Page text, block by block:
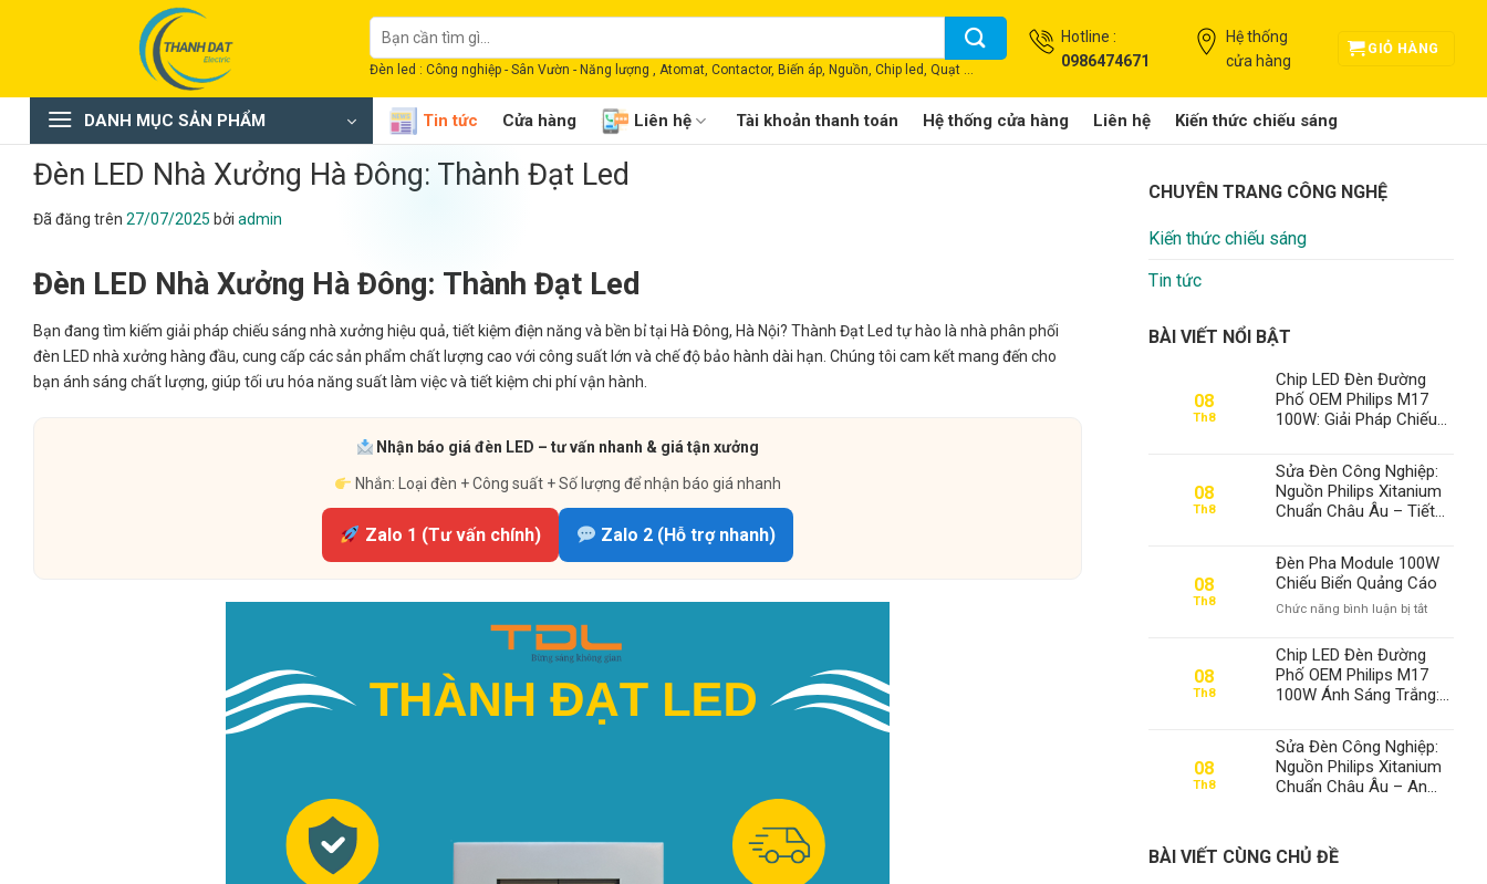
dung
Tìm
kiếm:
Đèn led : Công nghiệp - Sân Vườn - Năng lượng , Atomat, Contactor, Biến áp, Nguồn, Chip led, Quạt ...
Hotline :
0986474671
Hệ thống
cửa hàng
GIỎ HÀNG
DANH MỤC SẢN PHẨM Tin tức Cửa hàng Liên hệ Tài khoản thanh toán Hệ thống cửa hàng Liên hệ Kiến thức chiếu sáng
Đèn LED Nhà Xưởng Hà Đông: Thành Đạt Led
Đã đăng trên 27/07/2025 bởi admin
Đèn LED Nhà Xưởng Hà Đông: Thành Đạt Led
Bạn đang tìm kiếm giải pháp chiếu sáng nhà xưởng hiệu quả, tiết kiệm điện năng và bền bỉ tại Hà Đông, Hà Nội? Thành Đạt Led tự hào là nhà phân phối
đèn LED nhà xưởng hàng đầu, cung cấp các sản phẩm chất lượng cao với công suất lớn và chế độ bảo hành dài hạn. Chúng tôi cam kết mang đến cho
bạn ánh sáng chất lượng, giúp tối ưu hóa năng suất làm việc và tiết kiệm chi phí vận hành.
Nhận báo giá đèn LED – tư vấn nhanh & giá tận xưởng
Nhắn: Loại đèn + Công suất + Số lượng để nhận báo giá nhanh
Zalo 1 (Tư vấn chính) Zalo 2 (Hỗ trợ nhanh)
CHUYÊN TRANG CÔNG NGHỆ
Kiến thức chiếu sáng
Tin tức
BÀI VIẾT NỔI BẬT
08
Th8
Chip LED Đèn Đường
Phố OEM Philips M17
100W: Giải Pháp Chiếu
Vững Từ Thành Đạt LED
08
Th8
Sửa Đèn Công Nghiệp:
Nguồn Philips Xitanium
Chuẩn Châu Âu – Tiết
Lượng Đèn Tại Thành
Đạt LED
08
Th8
Đèn Pha Module 100W
Chiếu Biển Quảng Cáo
Chức năng bình luận bị tắtở
Chiếu
Cáo
08
Th8
Chip LED Đèn Đường
Phố OEM Philips M17
100W Ánh Sáng Trắng:
Tối Ưu Từ Thành Đạt
LED
08
Th8
Sửa Đèn Công Nghiệp:
Nguồn Philips Xitanium
Chuẩn Châu Âu – An
LED
BÀI VIẾT CÙNG CHỦ ĐỀ